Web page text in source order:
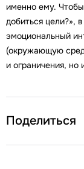
именно ему. Чтобы
добиться цели?»,
эмоциональный
(окружающую
и ограничения, но
Поделиться